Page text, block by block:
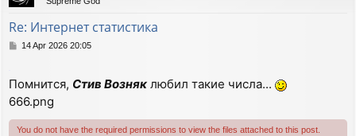
Re: Интернет статистика
P
t
14 Apr 2026 20:05
Помнится, Стив Возняк любил такие числа...
666.png
You do not have the required permissions to view the files attached to this post.